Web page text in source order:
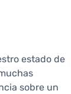
estado de
sobre un